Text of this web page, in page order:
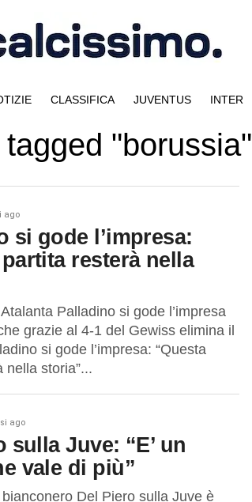
CLASSIFICA JUVENTUS INTER
"borussia"
ago
si gode l’impresa:
resterà nella
Palladino si gode l’impresa
grazie al 4-1 del Gewiss elimina il
si gode l’impresa: “Questa
nella storia”...
ago
sulla Juve: “E’ un
vale di più”
bianconero Del Piero sulla Juve è